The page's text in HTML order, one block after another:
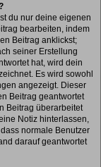
du nur deine eigenen
bearbeiten, indem
Beitrag anklickst;
seiner Erstellung
hat, wird dein
Es wird sowohl
angezeigt. Dieser
Beitrag geantwortet
Beitrag überarbeitet
Notiz hinterlassen,
normale Benutzer
darauf geantwortet